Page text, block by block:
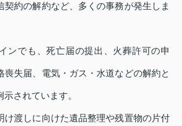
契約の解約など、多くの事務が発生しま
ンでも、死亡届の提出、火葬許可の申
喪失届、電気・ガス・水道などの解約と
されています。
け渡しに向けた遺品整理や残置物の片付